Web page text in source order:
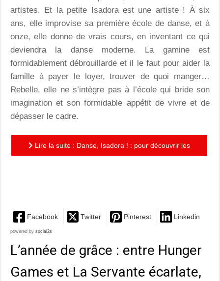
artistes. Et la petite Isadora est une artiste ! À six
ans, elle improvise sa première école de danse, et à
onze, elle donne de vrais cours, en inventant ce qui
deviendra la danse moderne. La gamine est
formidablement débrouillarde et il le faut pour aider la
famille à payer le loyer, trouver de quoi manger…
Rebelle, elle ne s’intègre pas à l’école qui bride son
imagination et son formidable appétit de vivre et de
dépasser le cadre.
Lire la suite : Danse, Isadora ! : pour découvrir les
Facebook Twitter Pinterest Linkedin
powered by social2s
L’année de grâce : entre Hunger
Games et La Servante écarlate,